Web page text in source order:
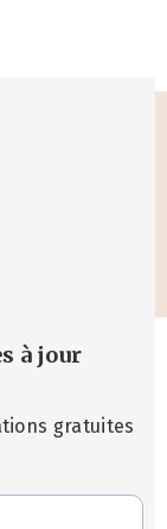
à jour
gratuites